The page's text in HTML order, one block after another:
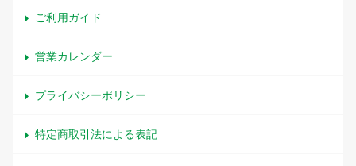
ご利用ガイド
営業カレンダー
プライバシーポリシー
特定商取引法による表記